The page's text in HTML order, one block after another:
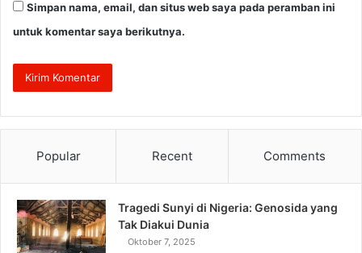
Simpan nama, email, dan situs web saya pada peramban ini
untuk komentar saya berikutnya.
Popular Recent Comments
Tragedi Sunyi di Nigeria: Genosida yang
Tak Diakui Dunia
Oktober 7, 2025